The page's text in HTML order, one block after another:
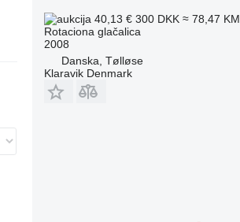
40,13 € 300 DKK ≈ 78,47 KM
Rotaciona glačalica
2008
Danska, Tølløse
Klaravik Denmark